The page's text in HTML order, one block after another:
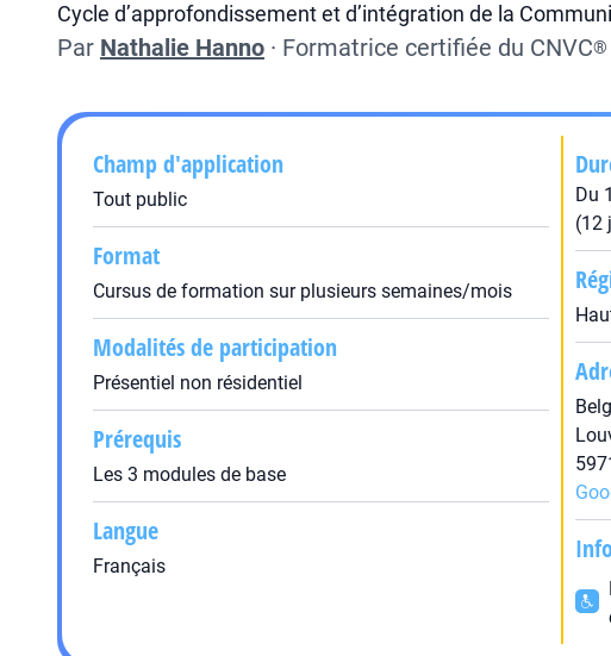
Cycle d’approfondissement et d’intégration de la
Par Nathalie Hanno · Formatrice certifiée du CNVC®
Champ d'application
Tout public
Format
Cursus de formation sur plusieurs semaines/mois
Modalités de participation
Présentiel non résidentiel
Prérequis
Les 3 modules de base
Langue
Français
Du
(12